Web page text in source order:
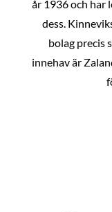
år 1936 och har
dess.
bolag precis
innehav är